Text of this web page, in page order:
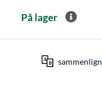
På lager
sammenlign